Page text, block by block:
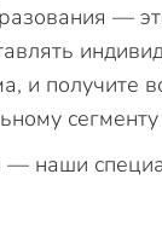
—
и получите
сегменту
наши